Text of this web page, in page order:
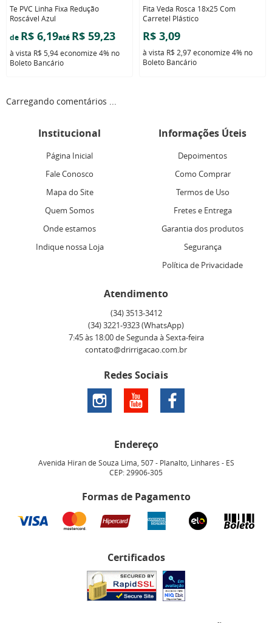
Te PVC Linha Fixa Redução
Roscável Azul
de R$ 6,19até R$ 59,23
à vista R$ 5,94economize 4% no
Boleto Bancário
Fita Veda Rosca 18x25 Com
Carretel Plástico
R$ 3,09
à vista R$ 2,97economize 4% no
Boleto Bancário
Carregando comentários ...
Institucional
Página Inicial
Fale Conosco
Mapa do Site
Quem Somos
Onde estamos
Indique nossa Loja
Informações Úteis
Depoimentos
Como Comprar
Termos de Uso
Fretes e Entrega
Garantia dos produtos
Segurança
Política de Privacidade
Atendimento
(34)3513-3412
(34)3221-9323(WhatsApp)
7:45 às 18:00 de Segunda à Sexta-feira
contato@drirrigacao.com.br
Redes Sociais
Endereço
Avenida Hiran de Souza Lima, 507- Planalto, Linhares - ES
CEP: 29906-305
Formas de Pagamento
Certificados